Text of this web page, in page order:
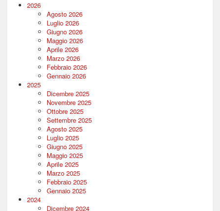
2026
Agosto 2026
Luglio 2026
Giugno 2026
Maggio 2026
Aprile 2026
Marzo 2026
Febbraio 2026
Gennaio 2026
2025
Dicembre 2025
Novembre 2025
Ottobre 2025
Settembre 2025
Agosto 2025
Luglio 2025
Giugno 2025
Maggio 2025
Aprile 2025
Marzo 2025
Febbraio 2025
Gennaio 2025
2024
Dicembre 2024